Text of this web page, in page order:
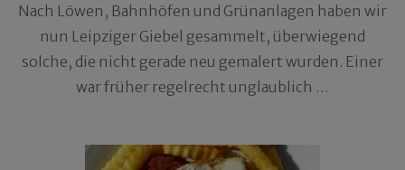
Nach Löwen, Bahnhöfen und Grünanlagen haben wir
nun Leipziger Giebel gesammelt, überwiegend
solche, die nicht gerade neu gemalert wurden. Einer
war früher regelrecht unglaublich …